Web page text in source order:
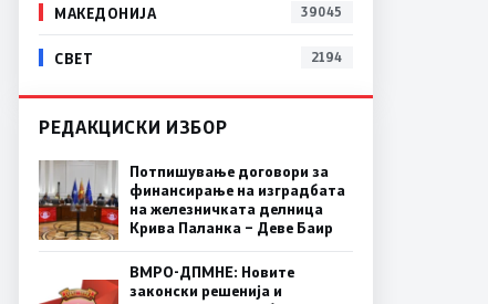
МАКЕДОНИЈА 39045
СВЕТ 2194
РЕДАКЦИСКИ ИЗБОР
Потпишување договори за
финансирање на изградбата
на железничката делница
Крива Паланка – Деве Баир
ВМРО-ДПМНЕ: Новите
законски решенија и